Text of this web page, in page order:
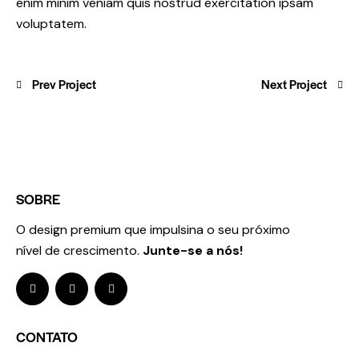
voluptatem.
Prev Project Next Project
SOBRE
O design premium que impulsina o seu próximo
nível de crescimento. Junte-se a nós!
CONTATO